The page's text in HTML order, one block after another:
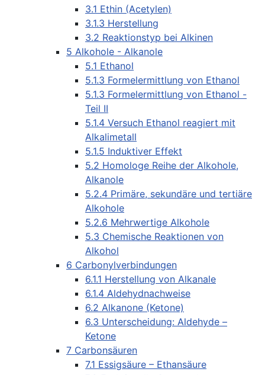
3.1 Ethin (Acetylen)
3.1.3 Herstellung
3.2 Reaktionstyp bei Alkinen
5 Alkohole - Alkanole
5.1 Ethanol
5.1.3 Formelermittlung von Ethanol
5.1.3 Formelermittlung von Ethanol -
Teil II
5.1.4 Versuch Ethanol reagiert mit
Alkalimetall
5.1.5 Induktiver Effekt
5.2 Homologe Reihe der Alkohole,
Alkanole
5.2.4 Primäre, sekundäre und tertiäre
Alkohole
5.2.6 Mehrwertige Alkohole
5.3 Chemische Reaktionen von
Alkohol
6 Carbonylverbindungen
6.1.1 Herstellung von Alkanale
6.1.4 Aldehydnachweise
6.2 Alkanone (Ketone)
6.3 Unterscheidung: Aldehyde –
Ketone
7 Carbonsäuren
7.1 Essigsäure – Ethansäure